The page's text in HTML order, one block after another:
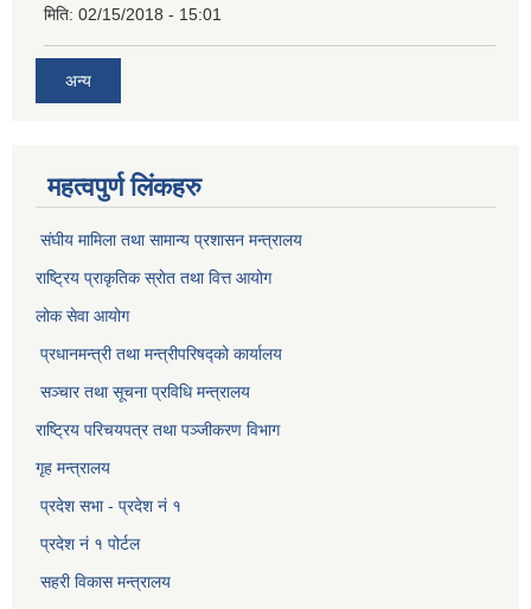
मिति: 02/15/2018 - 15:01
अन्य
महत्वपुर्ण लिंकहरु
संघीय मामिला तथा सामान्य प्रशासन मन्त्रालय
राष्ट्रिय प्राकृतिक स्राेत तथा वित्त आयोग
लोक सेवा आयोग
प्रधानमन्त्री तथा मन्त्रीपरिषद्को कार्यालय
सञ्‍चार तथा सूचना प्रविधि मन्त्रालय
राष्ट्रिय परिचयपत्र तथा पञ्जीकरण विभाग​
गृह मन्त्रालय
प्रदेश सभा - प्रदेश नं १
प्रदेश नं १ पोर्टल
सहरी विकास मन्त्रालय